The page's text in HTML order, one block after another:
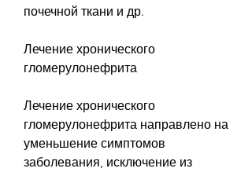
почечной ткани и др.
Лечение хронического
гломерулонефрита
Лечение хронического
гломерулонефрита направлено на
уменьшение симптомов
заболевания, исключение из